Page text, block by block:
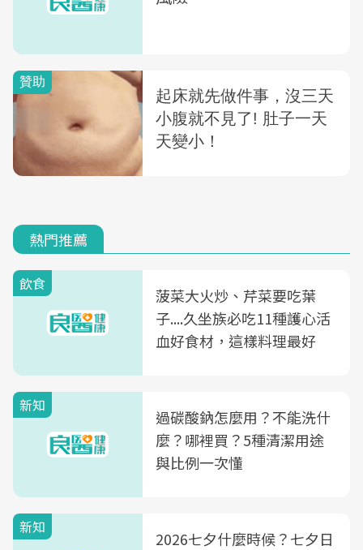
熱門推薦
飲食
菠菜大火炒、芹菜要吃葉
子....久坐族必吃11種護心活
血好食材，這樣料理最好
新知
過碳酸鈉怎麼用？不能洗什
麼？哪裡買？5種清潔用途
與比例一次懂
新知
2026七夕什麼時候？七夕日